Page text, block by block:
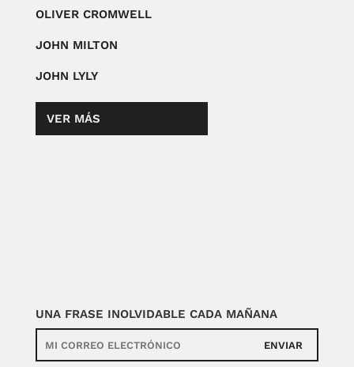
OLIVER CROMWELL
JOHN MILTON
JOHN LYLY
VER MÁS
UNA FRASE INOLVIDABLE CADA MAÑANA
ENVIAR